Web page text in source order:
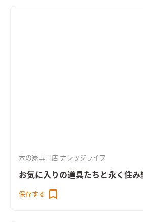
木の家専門店 ナレッジライフ
お気に入りの道具たちと永く住み
保存する